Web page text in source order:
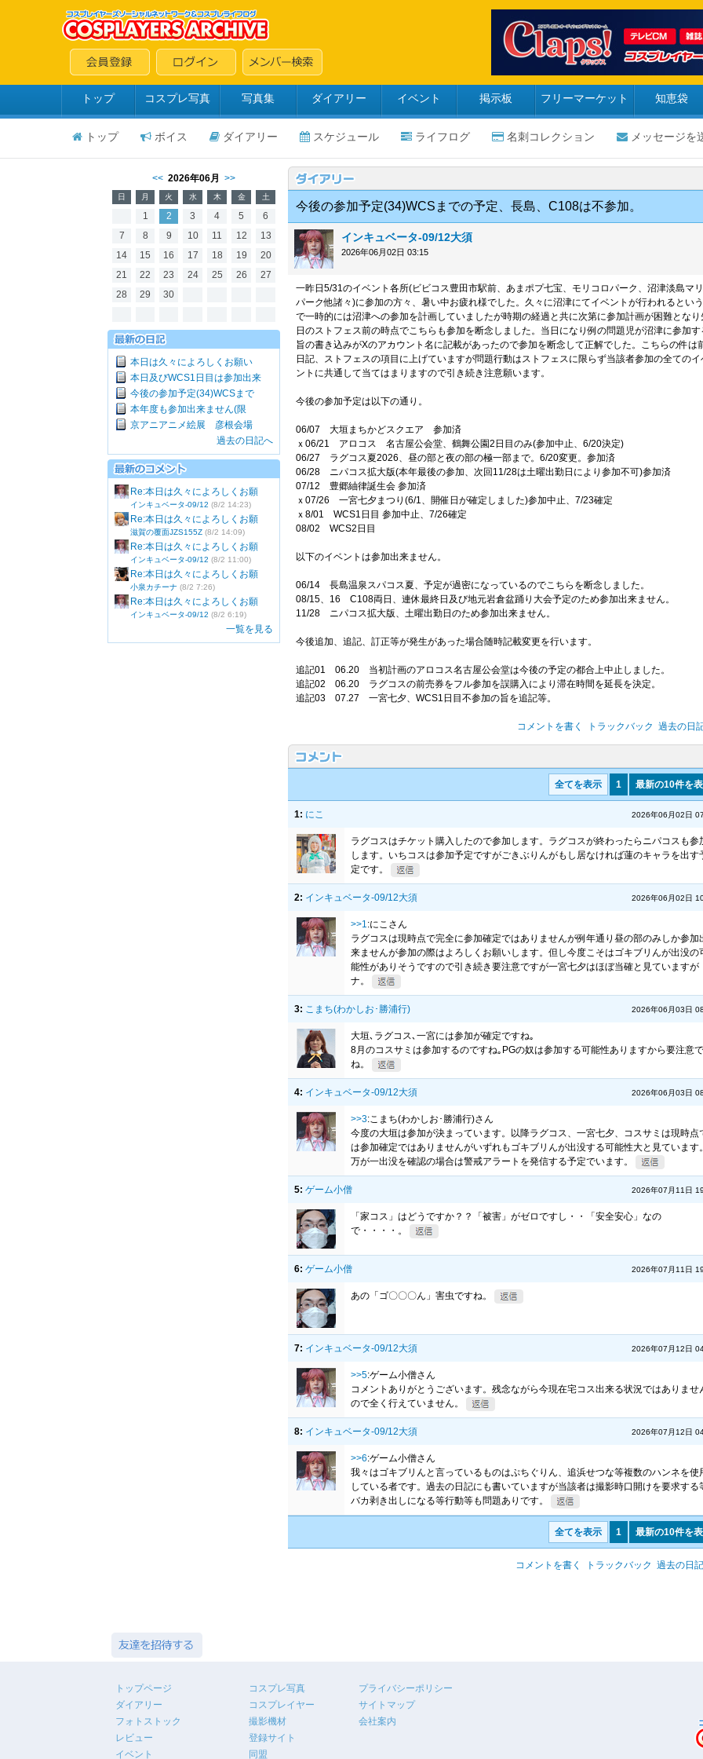
トップ コスプレ写真 写真集 ダイアリー イベント 掲示板 フリーマーケット 知恵袋
トップ ボイス ダイアリー スケジュール ライフログ 名刺コレクション メッセージを
<< 2026年06月 >>
日 月 火 水 木 金 土
1 2 3 4 5
6
7
8 9 10 11 12
13
14
15 16 17 18 19
20
21
22 23 24 25 26
27
28
29 30
本日は久々によろしくお願い
本日及びWCS1日目は参加出来
今後の参加予定(34)WCSまで
本年度も参加出来ません(限
京アニアニメ絵展 彦根会場
過去の日記へ
Re:本日は久々によろしくお願
インキュベータ-09/12 (8/2 14:23)
Re:本日は久々によろしくお願
滋賀の覆面JZS155Z (8/2 14:09)
Re:本日は久々によろしくお願
インキュベータ-09/12 (8/2 11:00)
Re:本日は久々によろしくお願
小泉カチーナ (8/2 7:26)
Re:本日は久々によろしくお願
インキュベータ-09/12 (8/2 6:19)
一覧を見る
今後の参加予定(34)WCSまでの予定、長島、C108は不参加。
インキュベータ-09/12大須
2026年06月02日 03:15
一昨日5/31のイベント各所(ビビコス豊田市駅前、あまポプ七宝、モリコロパーク、沼津淡島マ
パーク他諸々)に参加の方々、暑い中お疲れ様でした。久々に沼津にてイベントが行われるとい
で一時的には沼津への参加を計画していましたが時期の経過と共に次第に参加計画が困難となり
日のストフェス前の時点でこちらも参加を断念しました。当日になり例の問題児が沼津に参加す
旨の書き込みがXのアカウント名に記載があったので参加を断念して正解でした。こちらの件は
日記、ストフェスの項目に上げていますが問題行動はストフェスに限らず当該者参加の全てのイ
ントに共通して当てはまりますので引き続き注意願います。
今後の参加予定は以下の通り。
06/07 大垣まちかどスクエア 参加済
ｘ06/21 アロコス 名古屋公会堂、鶴舞公園2日目のみ(参加中止、6/20決定)
06/27 ラグコス夏2026、昼の部と夜の部の極一部まで。6/20変更。参加済
06/28 ニパコス拡大版(本年最後の参加、次回11/28は土曜出勤日により参加不可)参加済
07/12 豊郷紬律誕生会 参加済
ｘ07/26 一宮七夕まつり(6/1、開催日が確定しました)参加中止、7/23確定
ｘ8/01 WCS1日目 参加中止、7/26確定
08/02 WCS2日目
以下のイベントは参加出来ません。
06/14 長島温泉スパコス夏、予定が過密になっているのでこちらを断念しました。
08/15、16 C108両日、連休最終日及び地元岩倉盆踊り大会予定のため参加出来ません。
11/28 ニパコス拡大版、土曜出勤日のため参加出来ません。
今後追加、追記、訂正等が発生があった場合随時記載変更を行います。
追記01 06.20 当初計画のアロコス名古屋公会堂は今後の予定の都合上中止しました。
追記02 06.20 ラグコスの前売券をフル参加を誤購入により滞在時間を延長を決定。
追記03 07.27 一宮七夕、WCS1日目不参加の旨を追記等。
コメントを書く トラックバック 過去の日
全てを表示 1 最新の10件を
1: にこ 2026年06月02日
ラグコスはチケット購入したので参加します。ラグコスが終わったらニパコスも参
します。いちコスは参加予定ですがごきぶりんがもし居なければ蓮のキャラを出す
定です。
2: インキュベータ-09/12大須 2026年06月02日
>>1:にこさん
ラグコスは現時点で完全に参加確定ではありませんが例年通り昼の部のみしか参加
来ませんが参加の際はよろしくお願いします。但し今度こそはゴキブリんが出没の
能性がありそうですので引き続き要注意ですが一宮七夕はほぼ当確と見ていますが
ナ。
3: こまち(わかしお･勝浦行) 2026年06月03日
大垣､ラグコス､一宮には参加が確定ですね｡
8月のコスサミは参加するのですね｡PGの奴は参加する可能性ありますから要注意
ね。
4: インキュベータ-09/12大須 2026年06月03日
>>3:こまち(わかしお･勝浦行)さん
今度の大垣は参加が決まっています。以降ラグコス、一宮七夕、コスサミは現時点
は参加確定ではありませんがいずれもゴキブリんが出没する可能性大と見ています。
万が一出没を確認の場合は警戒アラートを発信する予定でいます。
5: ゲーム小僧 2026年07月11日
「家コス」はどうですか？？「被害」がゼロですし・・「安全安心」なの
で・・・・。
6: ゲーム小僧 2026年07月11日
あの「ゴ〇〇〇ん」害虫ですね。
7: インキュベータ-09/12大須 2026年07月12日
>>5:ゲーム小僧さん
コメントありがとうございます。残念ながら今現在宅コス出来る状況ではありませ
ので全く行えていません。
8: インキュベータ-09/12大須 2026年07月12日
>>6:ゲーム小僧さん
我々はゴキブリんと言っているものはぷちぐりん、追浜せつな等複数のハンネを使
している者です。過去の日記にも書いていますが当該者は撮影時口開けを要求する
バカ剥き出しになる等行動等も問題ありです。
全てを表示 1 最新の10件を
コメントを書く トラックバック 過去の日
トップページ
ダイアリー
フォトストック
レビュー
イベント
コスプレ写真
コスプレイヤー
撮影機材
登録サイト
同盟
プライバシーポリシー
サイトマップ
会社案内